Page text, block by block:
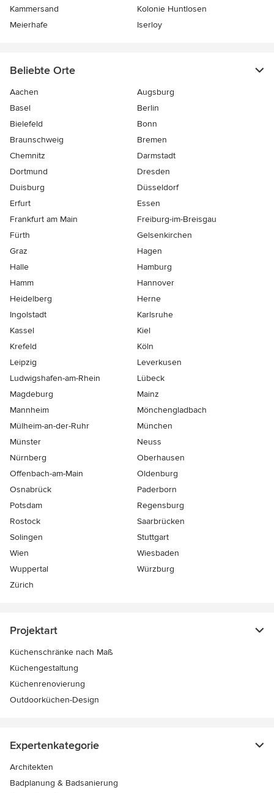
Kammersand
Kolonie Huntlosen
Meierhafe
Iserloy
Beliebte Orte
Aachen
Augsburg
Basel
Berlin
Bielefeld
Bonn
Braunschweig
Bremen
Chemnitz
Darmstadt
Dortmund
Dresden
Duisburg
Düsseldorf
Erfurt
Essen
Frankfurt am Main
Freiburg-im-Breisgau
Fürth
Gelsenkirchen
Graz
Hagen
Halle
Hamburg
Hamm
Hannover
Heidelberg
Herne
Ingolstadt
Karlsruhe
Kassel
Kiel
Krefeld
Köln
Leipzig
Leverkusen
Ludwigshafen-am-Rhein
Lübeck
Magdeburg
Mainz
Mannheim
Mönchen­gladbach
Mülheim-an-der-Ruhr
München
Münster
Neuss
Nürnberg
Oberhausen
Offenbach-am-Main
Oldenburg
Osnabrück
Paderborn
Potsdam
Regensburg
Rostock
Saarbrücken
Solingen
Stuttgart
Wien
Wiesbaden
Wuppertal
Würzburg
Zürich
Projektart
Küchenschränke nach Maß
Küchengestaltung
Küchenrenovierung
Outdoorküchen-Design
Expertenkategorie
Architekten
Badplanung & Badsanierung